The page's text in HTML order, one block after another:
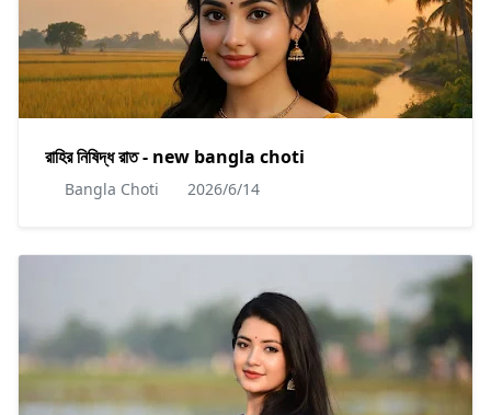
রাহির নিষিদ্ধ রাত - new bangla choti
Bangla Choti 2026/6/14